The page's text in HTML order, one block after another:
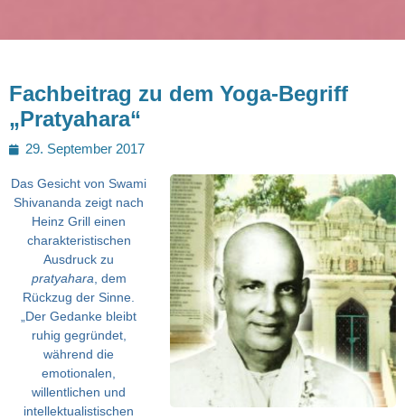
Fachbeitrag zu dem Yoga-Begriff
„Pratyahara“
Posted
29. September 2017
Das Gesicht von Swami
Shivananda zeigt nach
Heinz Grill einen
charakteristischen
Ausdruck zu
pratyahara, dem
Rückzug der Sinne.
„Der Gedanke bleibt
ruhig gegründet,
während die
emotionalen,
willentlichen und
intellektualistischen